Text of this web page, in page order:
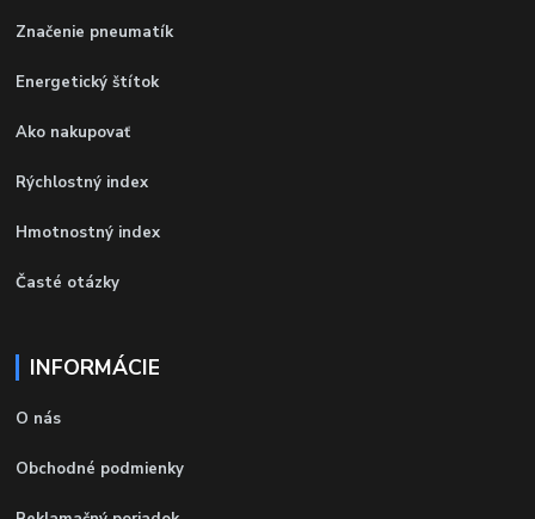
Značenie pneumatík
Energetický štítok
Ako nakupovať
Rýchlostný index
Hmotnostný index
Časté otázky
INFORMÁCIE
O nás
Obchodné podmienky